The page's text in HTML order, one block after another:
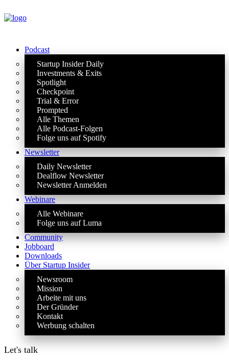
Podcast
Startup Insider Daily
Investments & Exits
Spotlight
Checkpoint
Trial & Error
Prompted
Alle Themen
Alle Podcast-Folgen
Folge uns auf Spotify
Newsletter
Daily Newsletter
Dealflow Newsletter
Newsletter Anmelden
Webinare
Alle Webinare
Folge uns auf Luma
Community
Jobboard
Downloads
Über Startup Insider
Newsroom
Mission
Arbeite mit uns
Der Gründer
Kontakt
Werbung schalten
Let's talk